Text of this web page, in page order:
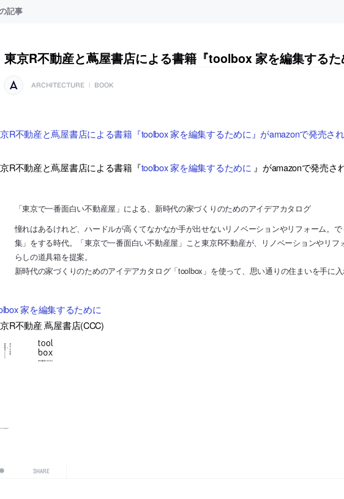
記事
東京R不動産と蔦屋書店による書籍『toolbox 家を編集するた
ARCHITECTURE BOOK
R不動産と蔦屋書店による書籍『toolbox 家を編集するために』がamazonで発売さ
R不動産と蔦屋書店による書籍『toolbox 家を編集するために 』がamazonで発売さ
「東京で一番面白い不動産屋」による、新時代の家づくりのためのアイデアカタログ
憧れはあるけれど、ハードルが高くてなかなか手が出せないリノベーションやリフォーム。
集」をする時代。「東京で一番面白い不動産屋」こと東京R不動産が、リノベーションやリフ
らしの道具箱を提案。
新時代の家づくりのためのアイデアカタログ「toolbox」を使って、思い通りの住まいを手に入
家を編集するために
R不動産 蔦屋書店(CCC)
SHARE